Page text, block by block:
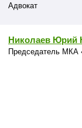
Адвокат
Николаев Юрий
Председатель МКА